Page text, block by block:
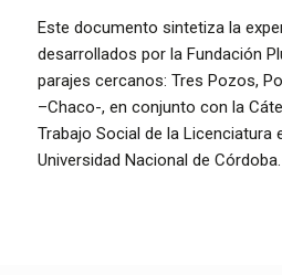
Este documento sintetiza la
desarrollados por la Fundación
parajes cercanos: Tres Pozos,
–Chaco-, en conjunto con la
Trabajo Social de la Licenciatura
Universidad Nacional de Córdoba.